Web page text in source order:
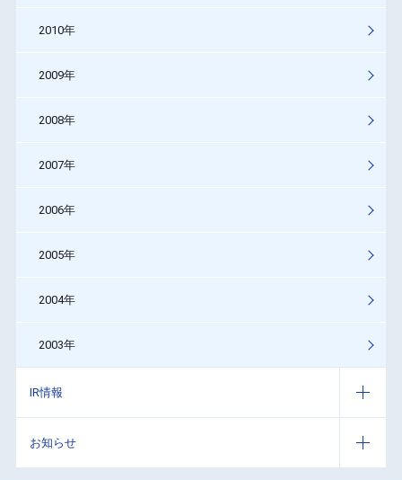
2010年
2009年
2008年
2007年
2006年
2005年
2004年
2003年
IR情報
お知らせ